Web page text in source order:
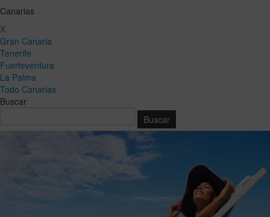
Canarias
X
Gran Canaria
Tenerife
Fuerteventura
La Palma
Todo Canarias
Buscar